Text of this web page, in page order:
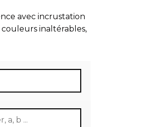
avec incrustation
inaltérables,